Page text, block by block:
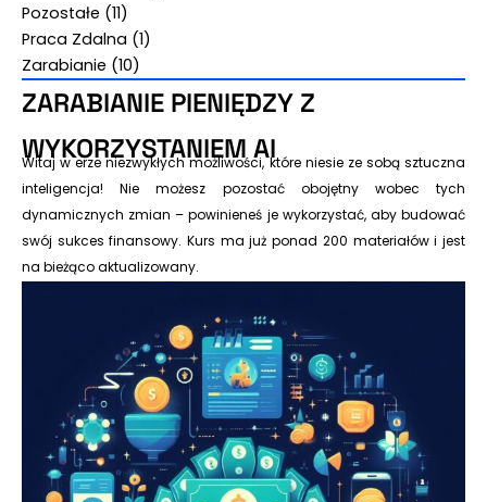
Pozostałe (11)
Praca Zdalna (1)
Zarabianie (10)
ZARABIANIE PIENIĘDZY Z
WYKORZYSTANIEM AI
Witaj w erze niezwykłych możliwości, które niesie ze sobą sztuczna
inteligencja! Nie możesz pozostać obojętny wobec tych
dynamicznych zmian – powinieneś je wykorzystać, aby budować
swój sukces finansowy. Kurs ma już ponad 200 materiałów i jest
na bieżąco aktualizowany.